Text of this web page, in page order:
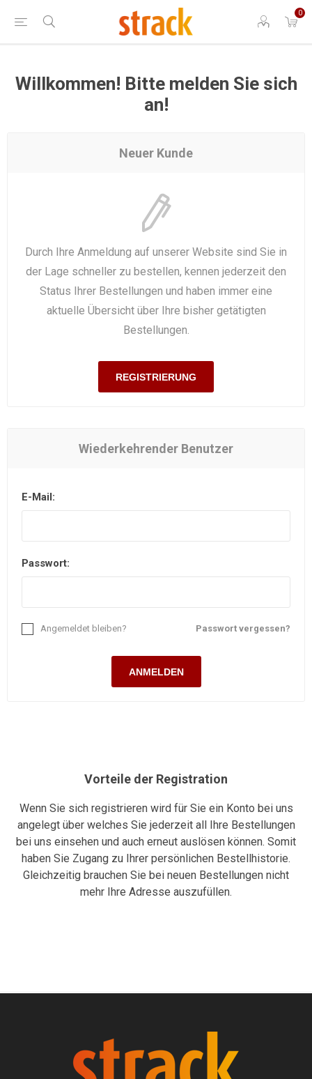
0
Willkommen! Bitte melden Sie sich
an!
Neuer Kunde
Durch Ihre Anmeldung auf unserer Website sind Sie in
der Lage schneller zu bestellen, kennen jederzeit den
Status Ihrer Bestellungen und haben immer eine
aktuelle Übersicht über Ihre bisher getätigten
Bestellungen.
REGISTRIERUNG
Wiederkehrender Benutzer
E-Mail:
Passwort:
Passwort vergessen?
Angemeldet bleiben?
ANMELDEN
Vorteile der Registration
Wenn Sie sich registrieren wird für Sie ein Konto bei uns
angelegt über welches Sie jederzeit all Ihre Bestellungen
bei uns einsehen und auch erneut auslösen können. Somit
haben Sie Zugang zu Ihrer persönlichen Bestellhistorie.
Gleichzeitig brauchen Sie bei neuen Bestellungen nicht
mehr Ihre Adresse auszufüllen.